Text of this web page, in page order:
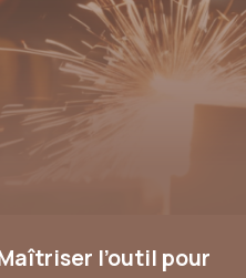
l’outil pour